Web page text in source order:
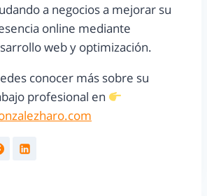
a negocios a mejorar su
online mediante
web y optimización.
conocer más sobre su
profesional en